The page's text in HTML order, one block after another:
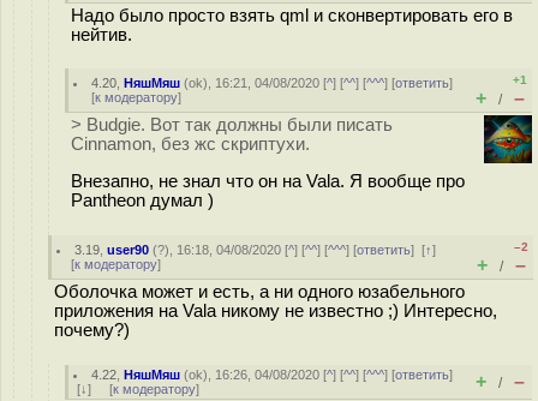
Надо было просто взять qml и сконвертировать его в
нейтив.
4.20 ,НяшМяш (ok), 16:21, 04/08/2020 [^] [^^] [^^^] [ответить]
[к модератору]
+1
+ / –
> Budgie. Вот так должны были писать
Cinnamon, без жс скриптухи.
Внезапно, не знал что он на Vala. Я вообще про
Pantheon думал )
3.19 ,user90 (?), 16:18, 04/08/2020 [^] [^^] [^^^] [ответить][↑]
[к модератору]
–2
+ / –
Оболочка может и есть, а ни одного юзабельного
приложения на Vala никому не известно ;) Интересно,
почему?)
4.22 ,НяшМяш (ok), 16:26, 04/08/2020 [^] [^^] [^^^] [ответить]
[↓] [к модератору] + / –